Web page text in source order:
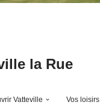
la Rue
Vatteville Vos loisirs